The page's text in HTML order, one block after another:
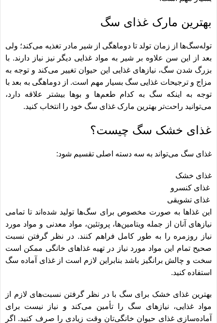
بهترین مارک غذای سگ
توله‌سگ‌ها از زمان تولد تا دوماهگی از شیر مادر تغذیه می‌کند؛ ولی
بعد از این سن علاوه بر شیر به مواد غذایی دیگر نیز نیاز دارند. با
بزرگ شدن سگ، نیازهای غذایی این حیوان تغییر می‌کند و توجه به
مزاج و ترجیحات غذایی سگ بسیار مهم است. از دوماهگی به بعد با
توجه به اینکه سگ به کدام طعم‌ها و بوها بیشتر علاقه دارد،
می‌توانید راحت‌تر بهترین مارک غذای سگ خود را انتخاب کنید.
غذای خشک سگ چیست؟
غذای سگ می‌تواند به سه دسته اصلی تقسیم شود:
غذای خشک
غذای کنسرو
غذای تشویقی
این غذاها به صورت مخصوص برای سگ‌ها تولید شده‌اند تا تمامی
نیازهای آنان از جمله ویتامین‌ها، پروتئین، مواد معدنی و مواد مورد
نیاز روزمره را به طور کامل فراهم کنند. در نظر گرفتن نسبت
صحیح تمام این مواد مورد نیاز در تهیه غذاهای خانگی ممکن است
سخت و چالش برانگیز باشد بنابراین لازم است از غذای آماده سگ
استفاده کنید.
بهترین غذای خشک برای سگ با در نظر گرفتن نسبت‌های لازم از
مواد غذایی، نیازهای سگ را تأمین می‌کند و نیاز نیست برای
آماده‌سازی غذای حیوان خانگی‌تان وقت زیادی را صرف کنید. اگر